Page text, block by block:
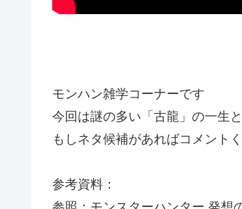
モンハン雑学コーナーです
今回は謎の多い「古龍」の一生
もしネタ候補があればコメントく
参考資料：